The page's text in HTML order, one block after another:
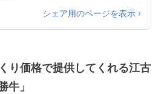
シェア用のページを表示 ›
り価格で提供してくれる江古
牛」